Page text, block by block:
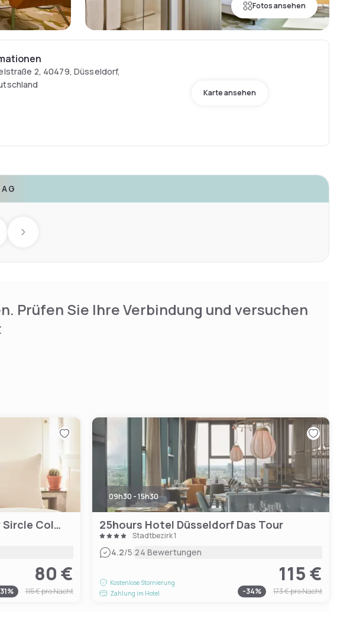
Fotos ansehen
2, 40479, Düsseldorf,
Karte ansehen
Next day
Prüfen Sie Ihre Verbindung und versuchen
Max Brown Hotel Midtown by Sircle Collection
80 €
31% 115 €pro Nacht
09h30 - 15h30
25hours Hotel Düsseldorf Das Tour
Stadtbezirk 1
4.2/5|24 Bewertungen
Kostenlose Stornierung
Zahlung im Hotel
115 €
-34% 173 €pro Nacht